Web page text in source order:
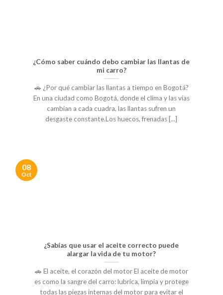
¿Cómo saber cuándo debo cambiar las llantas de
mi carro?
🚗 ¿Por qué cambiar las llantas a tiempo en Bogotá?
En una ciudad como Bogotá, donde el clima y las vías
cambian a cada cuadra, las llantas sufren un
desgaste constante.Los huecos, frenadas [...]
¿Sabías que usar el aceite correcto puede
alargar la vida de tu motor?
🚗 El aceite, el corazón del motor El aceite de motor
es como la sangre del carro: lubrica, limpia y protege
todas las piezas internas del motor para evitar el
08
Oct